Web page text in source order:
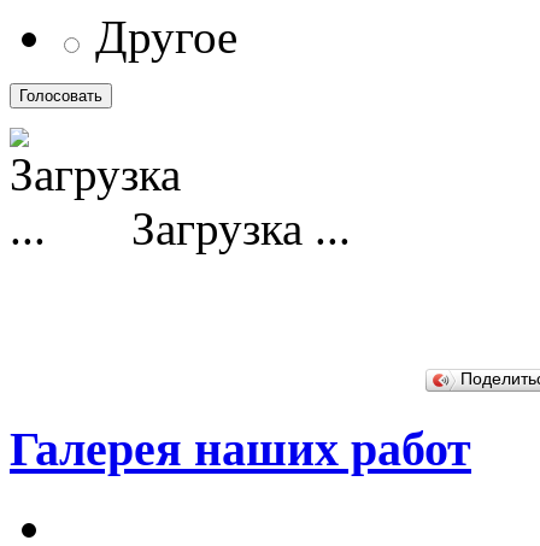
Другое
Загрузка ...
Галерея наших работ